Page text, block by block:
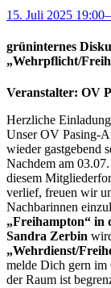
15. Juli 2025
grüninternes
„Wehrpflicht/
Veranstalter: OV
Herzliche
Unser OV Pasing-
wieder gastgebend
Nachdem am
diesem
verlief, freuen wir
Nachbarinnen
„Freihampton“ in
Sandra Zerbin
„Wehrdienst/
melde Dich gern
der Raum ist